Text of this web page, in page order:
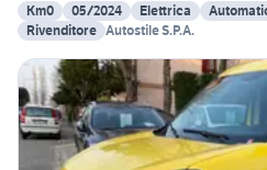
Km0
05/2024 Elettrica
Rivenditore Autostile S.P.A.